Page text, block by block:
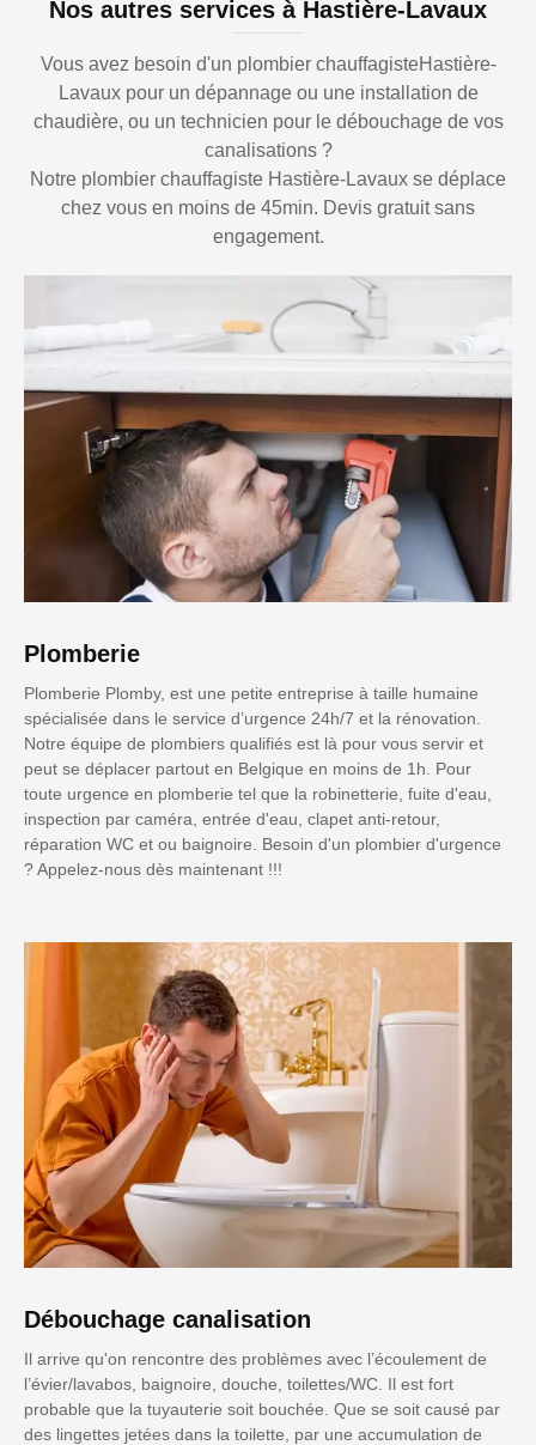
Nos autres services à Hastière-Lavaux
Vous avez besoin d'un plombier chauffagisteHastière-
Lavaux pour un dépannage ou une installation de
chaudière, ou un technicien pour le débouchage de vos
canalisations ?
Notre plombier chauffagiste Hastière-Lavaux se déplace
chez vous en moins de 45min. Devis gratuit sans
engagement.
Plomberie
Plomberie Plomby, est une petite entreprise à taille humaine
spécialisée dans le service d’urgence 24h/7 et la rénovation.
Notre équipe de plombiers qualifiés est là pour vous servir et
peut se déplacer partout en Belgique en moins de 1h. Pour
toute urgence en plomberie tel que la robinetterie, fuite d'eau,
inspection par caméra, entrée d'eau, clapet anti-retour,
réparation WC et ou baignoire. Besoin d'un plombier d'urgence
? Appelez-nous dès maintenant !!!
Débouchage canalisation
Il arrive qu'on rencontre des problèmes avec l’écoulement de
l’évier/lavabos, baignoire, douche, toilettes/WC. Il est fort
probable que la tuyauterie soit bouchée. Que se soit causé par
des lingettes jetées dans la toilette, par une accumulation de